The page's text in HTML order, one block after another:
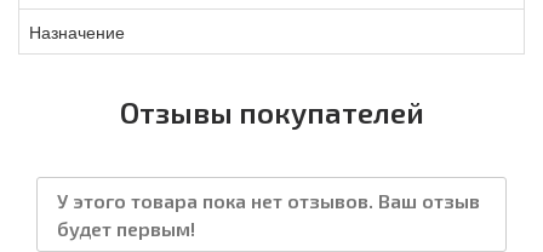
Назначение
Отзывы покупателей
У этого товара пока нет отзывов. Ваш отзыв
будет первым!